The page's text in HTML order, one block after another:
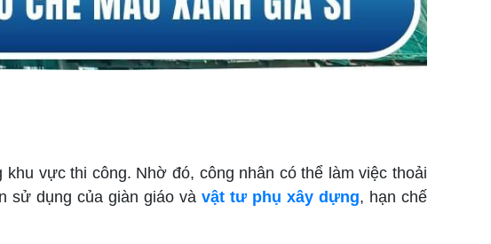
vực thi công. Nhờ đó, công nhân có thể làm việc thoải
sử dụng của giàn giáo vàvật tư phụ xây dựng, hạn chế